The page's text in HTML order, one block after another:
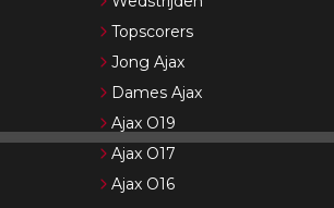
Topscorers
Jong Ajax
Dames Ajax
Ajax O19
Ajax O17
Ajax O16